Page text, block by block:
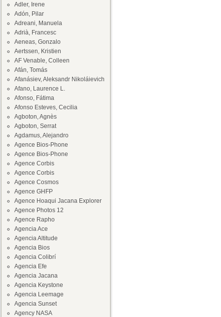
Adler, Irene
Adón, Pilar
Adreani, Manuela
Adrià, Francesc
Aeneas, Gonzalo
Aertssen, Kristien
AF Venable, Colleen
Afán, Tomás
Afanásiev, Aleksandr Nikoláievich
Afano, Laurence L.
Afonso, Fátima
Afonso Esteves, Cecilia
Agboton, Agnès
Agboton, Serrat
Agdamus, Alejandro
Agence Bios-Phone
Agence Bios-Phone
Agence Corbis
Agence Corbis
Agence Cosmos
Agence GHFP
Agence Hoaqui Jacana Explorer
Agence Photos 12
Agence Rapho
Agencia Ace
Agencia Altitude
Agencia Bios
Agencia Colibrí
Agencia Efe
Agencia Jacana
Agencia Keystone
Agencia Leemage
Agencia Sunset
Agency NASA